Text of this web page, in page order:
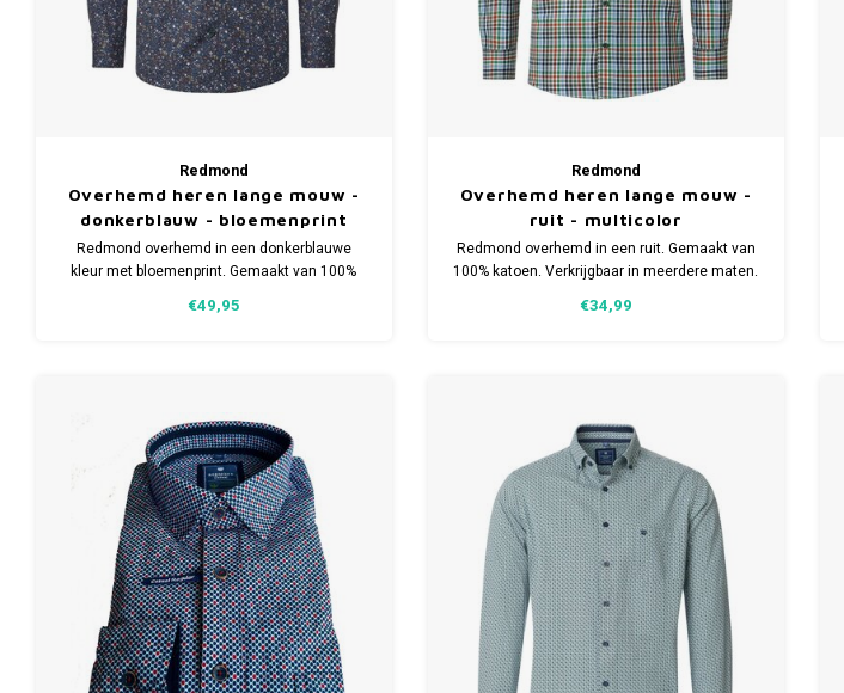
Redmond
Overhemd heren lange mouw -
donkerblauw - bloemenprint
Redmond overhemd in een donkerblauwe
kleur met bloemenprint. Gemaakt van 100%
€49,95
Redmond
Overhemd heren lange mouw -
ruit - multicolor
Redmond overhemd in een ruit. Gemaakt van
100% katoen. Verkrijgbaar in meerdere maten.
€34,99